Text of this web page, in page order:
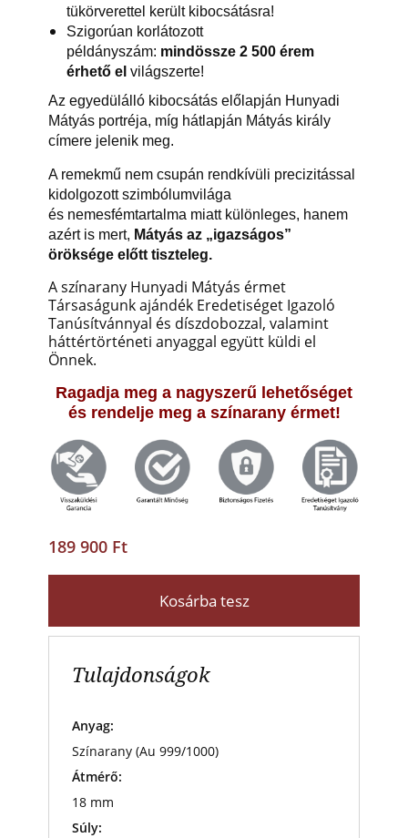
tükörverettel került kibocsátásra!
Szigorúan korlátozott
példányszám: mindössze 2 500 érem
érhető el világszerte!
Az egyedülálló kibocsátás előlapján Hunyadi
Mátyás portréja, míg hátlapján Mátyás király
címere jelenik meg.
A remekmű nem csupán rendkívüli precizitással
kidolgozott szimbólumvilága
és nemesfémtartalma miatt különleges, hanem
azért is mert, Mátyás az „igazságos”
öröksége előtt tiszteleg.
A színarany Hunyadi Mátyás érmet
Társaságunk ajándék Eredetiséget Igazoló
Tanúsítvánnyal és díszdobozzal, valamint
háttértörténeti anyaggal együtt küldi el
Önnek.
Ragadja meg a nagyszerű lehetőséget
és rendelje meg a színarany érmet!
189 900 Ft
Kosárba tesz
Tulajdonságok
Anyag:
Színarany (Au 999/1000)
Átmérő:
18 mm
Súly: